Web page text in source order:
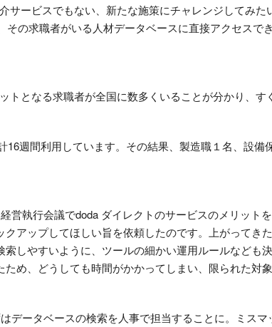
ービスでもない、新たな施策にチャレンジしてみた
の求職者がいる人材データベースに直接アクセスで
となる求職者が全国に数多くいることが分かり、す
週間利用しています。その結果、製造職１名、設備
執行会議でdoda ダイレクトのサービスのメリットを
アップしてほしい旨を依頼したのです。上がってき
しやすいように、ツールの細かい運用ルールなども
め、どうしても時間がかかってしまい、限られた対
データベースの検索を人事で担当することに。ミスマ